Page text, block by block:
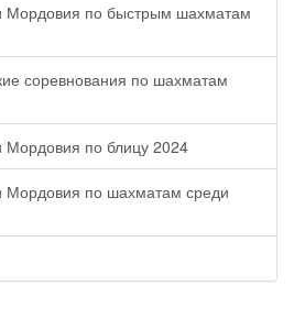
Мордовия по быстрым шахматам
соревнования по шахматам
Мордовия по блицу 2024
Мордовия по шахматам среди